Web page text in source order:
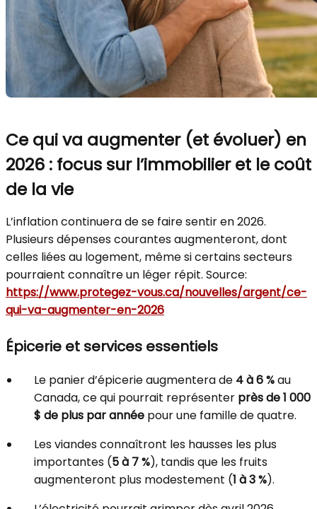
Ce qui va augmenter (et évoluer) en
2026 : focus sur l’immobilier et le coût
de la vie
L’inflation continuera de se faire sentir en 2026.
Plusieurs dépenses courantes augmenteront, dont
celles liées au logement, même si certains secteurs
pourraient connaître un léger répit. Source:
https://www.protegez-vous.ca/nouvelles/argent/ce-
qui-va-augmenter-en-2026
Épicerie et services essentiels
Le panier d’épicerie augmentera de 4 à 6 %au
Canada, ce qui pourrait représenter près de 1 000
$ de plus par année pour une famille de quatre.
Les viandes connaîtront les hausses les plus
importantes (5 à 7 %), tandis que les fruits
augmenteront plus modestement (1 à 3 %).